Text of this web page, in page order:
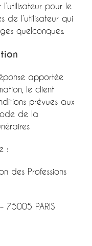
pour le
de l’utilisateur qui
quelconques.
apportée
le client
prévues aux
de la
:
des Professions
75005 PARIS